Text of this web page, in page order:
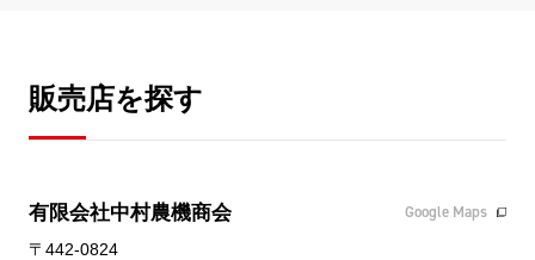
販売店を探す
有限会社中村農機商会 Google Maps
〒442-0824